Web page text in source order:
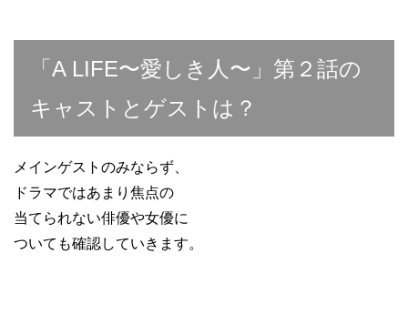
「A LIFE〜愛しき人〜」第２話の
キャストとゲストは？
メインゲストのみならず、
ドラマではあまり焦点の
当てられない俳優や女優に
ついても確認していきます。